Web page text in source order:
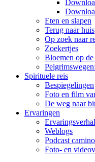
Eten en slapen
Terug naar huis
Op zoek naar
Zoekertjes
Bloemen op
Spirituele reis
Bespiegelingen
Foto en film
De weg naar
Ervaringen
Weblogs
Podcast
Foto- en